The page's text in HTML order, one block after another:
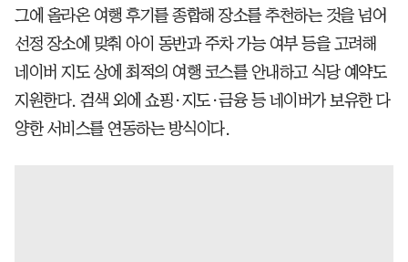
그에 올라온 여행 후기를 종합해 장소를 추천하는 것을 넘어
선정 장소에 맞춰 아이 동반과 주차 가능 여부 등을 고려해
네이버 지도 상에 최적의 여행 코스를 안내하고 식당 예약도
지원한다. 검색 외에 쇼핑·지도·금융 등 네이버가 보유한 다
양한 서비스를 연동하는 방식이다.